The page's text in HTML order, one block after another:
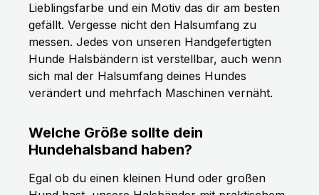
Lieblingsfarbe und ein Motiv das dir am besten
gefällt. Vergesse nicht den Halsumfang zu
messen. Jedes von unseren Handgefertigten
Hunde Halsbändern ist verstellbar, auch wenn
sich mal der Halsumfang deines Hundes
verändert und mehrfach Maschinen vernäht.
Welche Größe sollte dein
Hundehalsband haben?
Egal ob du einen kleinen Hund oder großen